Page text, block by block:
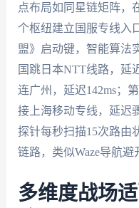
点布局如同星链矩阵，
个枢纽建立国服专线入
盟》启动键，智能算法
国跳日本NTT线路，延
连广州，延迟142ms；
接上海移动专线，延迟
探针每秒扫描15次路由
链路，类似Waze导航避
多维度战场